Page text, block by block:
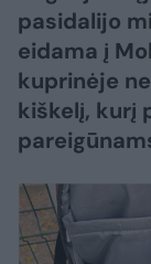
pasidalijo
eidama į
kuprinėje
kiškelį, kurį